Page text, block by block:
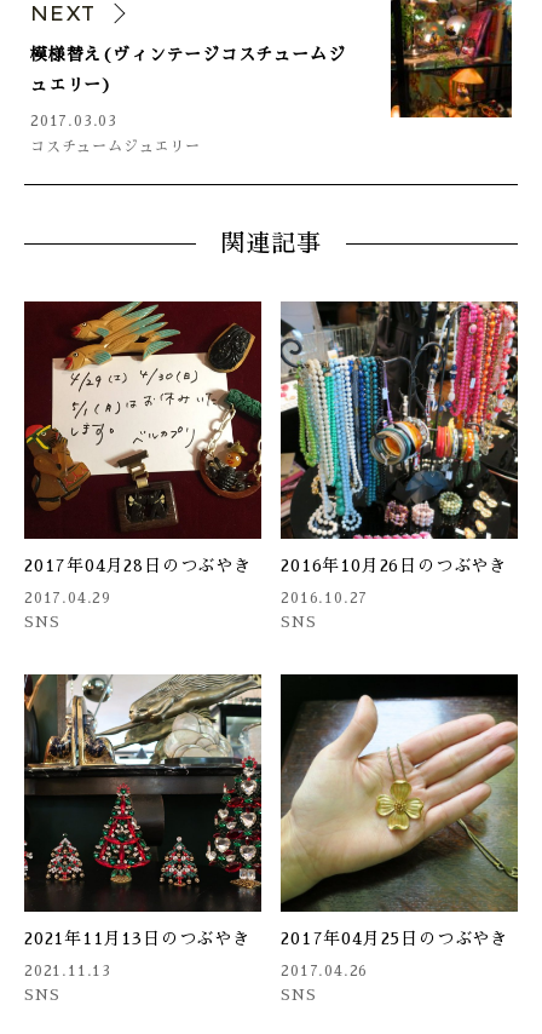
NEXT
模様替え(ヴィンテージコスチュームジ
ュエリー)
2017.03.03
コスチュームジュエリー
関連記事
2017年04月28日のつぶやき
2017.04.29
SNS
2016年10月26日のつぶやき
2016.10.27
SNS
2021年11月13日のつぶやき
2021.11.13
SNS
2017年04月25日のつぶやき
2017.04.26
SNS